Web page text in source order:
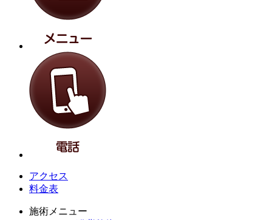
アクセス
料金表
施術メニュー